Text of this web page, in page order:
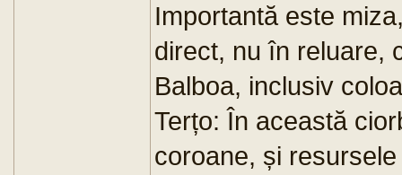
Importantă este
direct, nu în reluare,
Balboa, inclusiv
Terțo: În această
coroane, și